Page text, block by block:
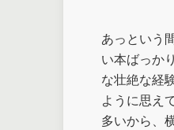
あっという
い本ばっか
な壮絶な経
ように思え
多いから、